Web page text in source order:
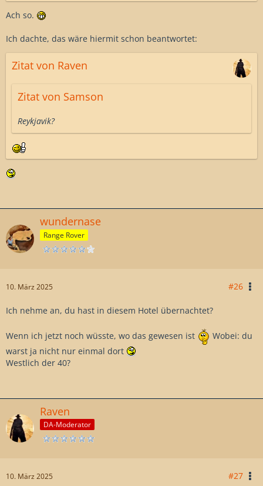
Ach so.
Ich dachte, das wäre hiermit schon beantwortet:
Zitat von Raven
Zitat von Samson
Reykjavik?
wundernase
Range Rover
10. März 2025 #26
Ich nehme an, du hast in diesem Hotel übernachtet?
Wenn ich jetzt noch wüsste, wo das gewesen ist
Wobei: du
warst ja nicht nur einmal dort
Westlich der 40?
Raven
DA-Moderator
10. März 2025 #27